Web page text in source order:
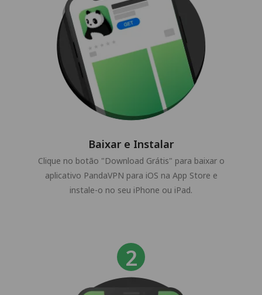
Baixar e Instalar
Clique no botão "Download Grátis" para baixar o
aplicativo PandaVPN para iOS na App Store e
instale-o no seu iPhone ou iPad.